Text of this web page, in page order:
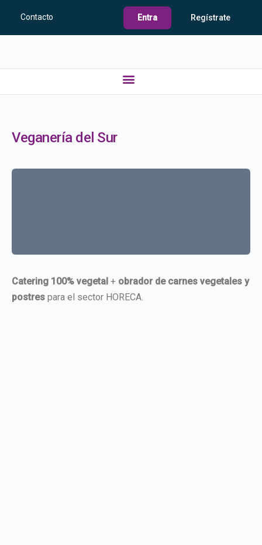
Contacto Entra Regístrate
Veganería del Sur
Catering 100% vegetal + obrador de carnes vegetales y
postres para el sector HORECA.